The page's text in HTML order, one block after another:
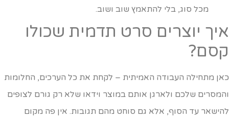
מכל סוג, בלי להתאמץ שוב ושוב.
יוצרים סרט תדמית שכולו
מתחילה העבודה האמיתית – לקחת את כל הערכים, החלומות
שלכם ולארגן אותם במוצר וידאו שלא רק גורם לצופים
עד הסוף, אלא גם סוחט מהם תגובות. אין פה מקום